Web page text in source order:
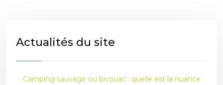
Actualités du site
Camping sauvage ou bivouac : quelle est la nuance